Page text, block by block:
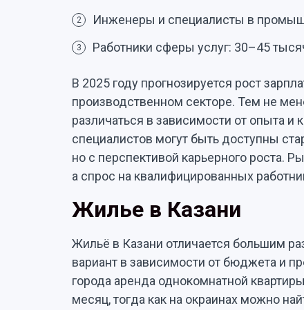
2 Инженеры и специалисты в
3 Работники сферы услуг: 30–45
В 2025 году прогнозируется рост
производственном секторе. Тем не
различаться в зависимости от опыта
специалистов могут быть доступны
но с перспективой карьерного роста.
а спрос на квалифицированных
Жилье в Казани
Жильё в Казани отличается большим
вариант в зависимости от бюджета и
города аренда однокомнатной
месяц, тогда как на окраинах можно